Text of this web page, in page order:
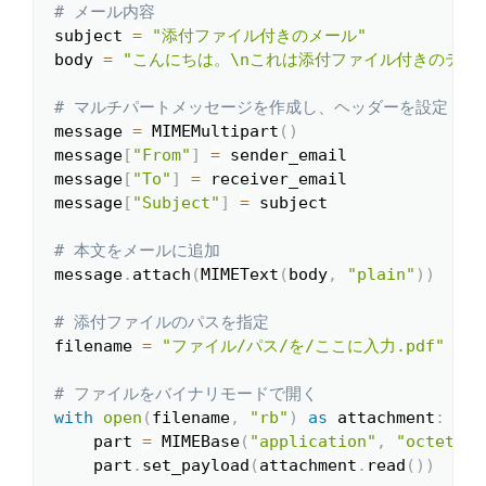
# メール内容
subject =
"添付ファイル付きのメール"
body = "こんにちは。\nこれは添付ファイル付きのテス
# マルチパートメッセージを作成し、ヘッダーを設定
message = MIMEMultipart ( )
message[ "From" ] = sender_email
message[ "To" ] = receiver_email
message[ "Subject" ] = subject
# 本文をメールに追加
message. attach (MIMEText ( body, "plain" ) )
# 添付ファイルのパスを指定
filename = "ファイル/パス/を/ここに入力.pdf"
# ファイルをバイナリモードで開く
with
open ( filename, "rb" ) as attachment :
    part
= MIMEBase( "application" ,
"octet-
    part
. set_payload ( attachment . read ( ) )